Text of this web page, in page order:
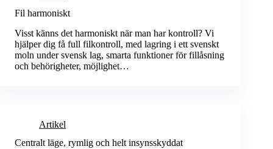
Fil harmoniskt
Visst känns det harmoniskt när man har kontroll? Vi
hjälper dig få full filkontroll, med lagring i ett svenskt
moln under svensk lag, smarta funktioner för fillåsning
och behörigheter, möjlighet…
Artikel
Centralt läge, rymlig och helt insynsskyddat